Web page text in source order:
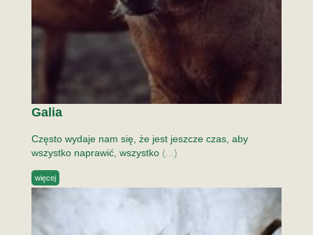
Galia
Często wydaje nam się, że jest jeszcze czas, aby
wszystko naprawić, wszystko (...)
więcej